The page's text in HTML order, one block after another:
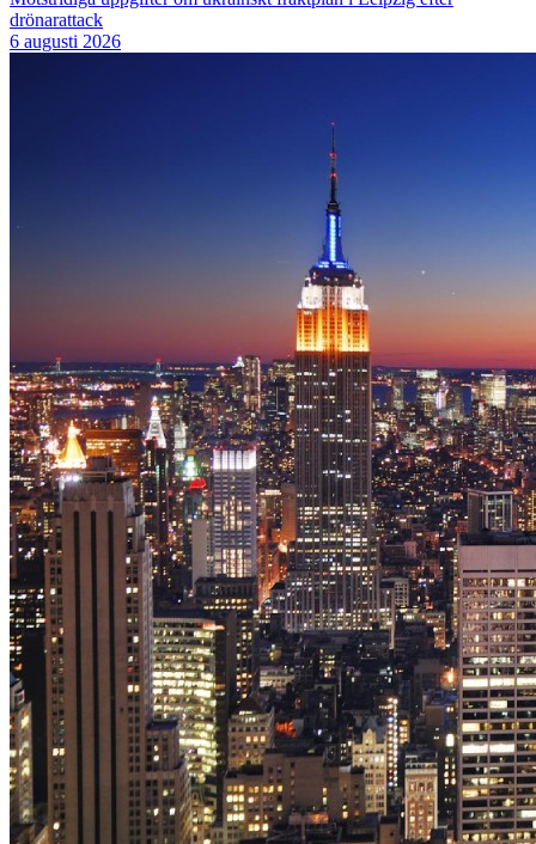
drönarattack
6 augusti 2026